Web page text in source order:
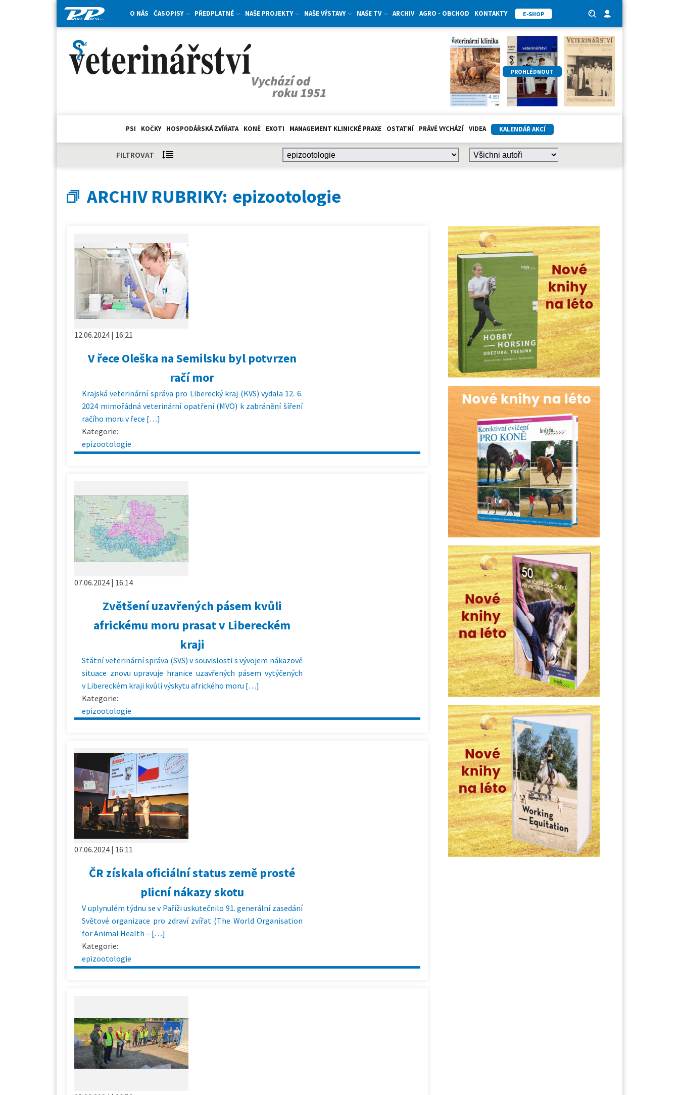
O NÁS ČASOPISY PŘEDPLATNÉ NAŠE PROJEKTY NAŠE VÝSTAVY NAŠE TV ARCHIV AGRO - OBCHOD KONTAKTY E-SHOP
PROHLÉDNOUT
PSI KOČKY HOSPODÁŘSKÁ ZVÍŘATA KONĚ EXOTI MANAGEMENT KLINICKÉ PRAXE OSTATNÍ PRÁVĚ VYCHÁZÍ VIDEA KALENDÁŘ AKCÍ
FILTROVAT
ARCHIV RUBRIKY: epizootologie
12.06.2024 | 16:21
V řece Oleška na Semilsku byl potvrzen
račí mor
Krajská veterinární správa pro Liberecký kraj (KVS) vydala 12. 6.
2024 mimořádná veterinární opatření (MVO) k zabránění šíření
račího moru v řece […]
Kategorie:
epizootologie
07.06.2024 | 16:14
Zvětšení uzavřených pásem kvůli
africkému moru prasat v Libereckém
kraji
Státní veterinární správa (SVS) v souvislosti s vývojem nákazové
situace znovu upravuje hranice uzavřených pásem vytýčených
v Libereckém kraji kvůli výskytu afrického moru […]
Kategorie:
epizootologie
07.06.2024 | 16:11
ČR získala oficiální status země prosté
plicní nákazy skotu
V uplynulém týdnu se v Paříži uskutečnilo 91. generální zasedání
Světové organizace pro zdraví zvířat (The World Organisation
for Animal Health – […]
Kategorie:
epizootologie